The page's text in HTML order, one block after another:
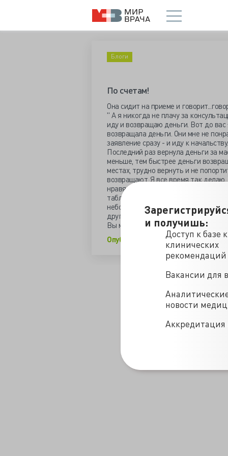
и получишь:
Доступ к базе
клинических
рекомендаций
Вакансии для
новости
Аккредитация
Блоги
По счетам!
Она сидит на приеме и
" А я никогда не плачу за
иду и возвращаю деньги. Вот до
возвращала деньги. Они мне не
заявление сразу - и иду к
Последний раз вернула деньги за
меньше, тем быстрее деньги
местах, трудно вернуть и не
возвращают. Я все время так
нравятся. Белье, жалко, назад не
таблетку. А у меня аллергия. Или
небогато. Не смотрите на кольцо. Я
другой ювелирный. Их у нас как
Вы мне пока нравитесь....
Опубликовано с любезного